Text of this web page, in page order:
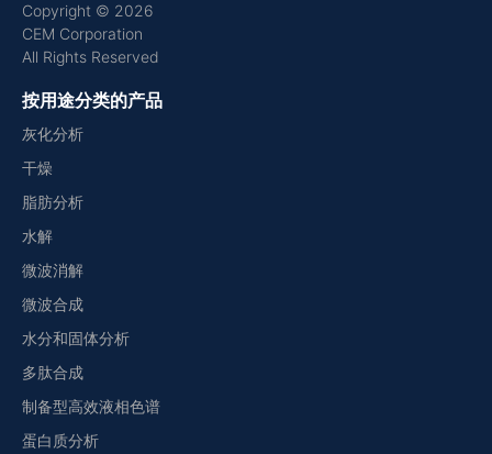
Copyright © 2026
CEM Corporation
All Rights Reserved
按用途分类的产品
灰化分析
干燥
脂肪分析
水解
微波消解
微波合成
水分和固体分析
多肽合成
制备型高效液相色谱
蛋白质分析